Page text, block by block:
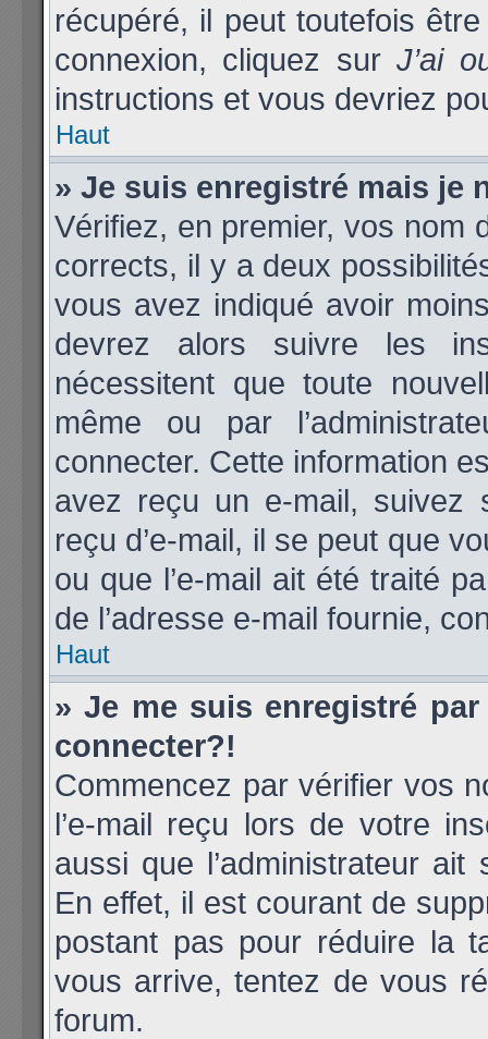
récupéré, il peut toutefois
connexion, cliquez surJ’ai
instructions et vous devriez
Haut
» Je suis enregistré mais je
Vérifiez, en premier, vos nom
corrects, il y a deux
vous avez indiqué avoir
devrez alors suivre les
nécessitent que toute
même ou par
connecter. Cette information
avez reçu un e-mail, suivez
reçu d’e-mail, il se peut que
ou que l’e-mail ait été traité
de l’adresse e-mail fournie,
Haut
» Je me suis enregistré
connecter?!
Commencez par vérifier vos
l’e-mail reçu lors de votre
aussi que l’administrateur
En effet, il est courant de
postant pas pour réduire la
vous arrive, tentez de vous
forum.